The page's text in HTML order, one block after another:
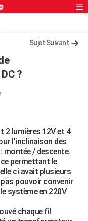
Sujet Suivant
?
2 lumières 12V et 4
l'inclinaison des
montée / descente.
permettant le
ci avait plusieurs
pouvoir convenir
système en 220V
chaque fil